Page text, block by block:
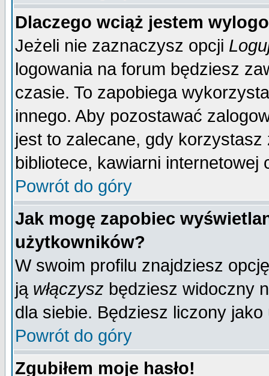
Dlaczego wciąż jestem
Jeżeli nie zaznaczysz opcji
logowania na forum będziesz
czasie. To zapobiega
innego. Aby pozostawać
jest to zalecane, gdy
bibliotece, kawiarni internetowej
Powrót do góry
Jak mogę zapobiec
użytkowników?
W swoim profilu znajdziesz
ją włączysz będziesz widoczny
dla siebie. Będziesz liczony
Powrót do góry
Zgubiłem moje hasło!